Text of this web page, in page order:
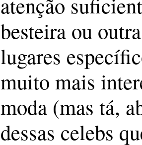
besteira ou
lugares
muito mais
moda (mas tá,
dessas celebs